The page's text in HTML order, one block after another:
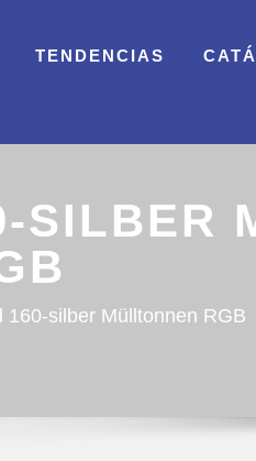
TENDENCIAS
SILBER
160-silber Mülltonnen RGB